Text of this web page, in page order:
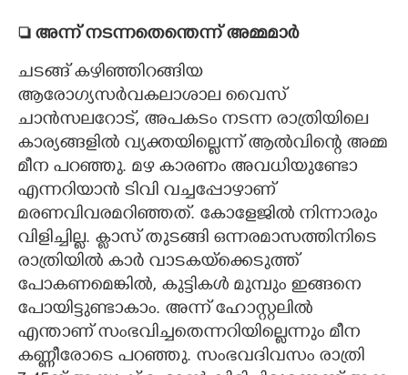
 അന്ന് നടന്നതെന്തെന്ന് അമ്മമാർ
ചടങ്ങ് കഴിഞ്ഞിറങ്ങിയ
ആരോഗ്യസർവകലാശാല വൈസ്
ചാൻസലറോട്, അപകടം നടന്ന രാത്രിയിലെ
കാര്യങ്ങളിൽ വ്യക്തയില്ലെന്ന് ആൽവിന്റെ അമ്മ
മീന പറഞ്ഞു. മഴ കാരണം അവധിയുണ്ടോ
എന്നറിയാൻ ടിവി വച്ചപ്പോഴാണ്
മരണവിവരമറിഞ്ഞത്. കോളേജിൽ നിന്നാരും
വിളിച്ചില്ല. ക്ലാസ് തുടങ്ങി ഒന്നരമാസത്തിനിടെ
രാത്രിയിൽ കാർ വാടകയ്ക്കെടുത്ത്
പോകണമെങ്കിൽ, കുട്ടികൾ മുമ്പും ഇങ്ങനെ
പോയിട്ടുണ്ടാകാം. അന്ന് ഹോസ്റ്റലിൽ
എന്താണ് സംഭവിച്ചതെന്നറിയില്ലെന്നും മീന
കണ്ണീരോടെ പറഞ്ഞു. സംഭവദിവസം രാത്രി